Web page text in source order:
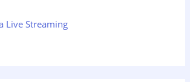
Live Streaming